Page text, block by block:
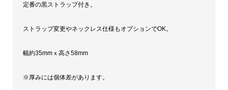
定番の黒ストラップ付き。
ストラップ変更やネックレス仕様もオプションでOK。
幅約35mmｘ高さ58mm
※厚みには個体差があります。